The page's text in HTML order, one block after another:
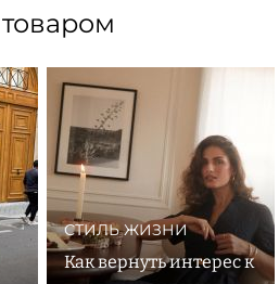
СТИЛЬ ЖИЗНИ
Как вернуть интерес к